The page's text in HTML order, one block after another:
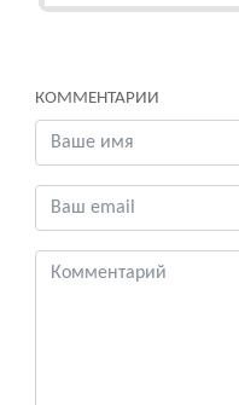
КОММЕНТАРИИ